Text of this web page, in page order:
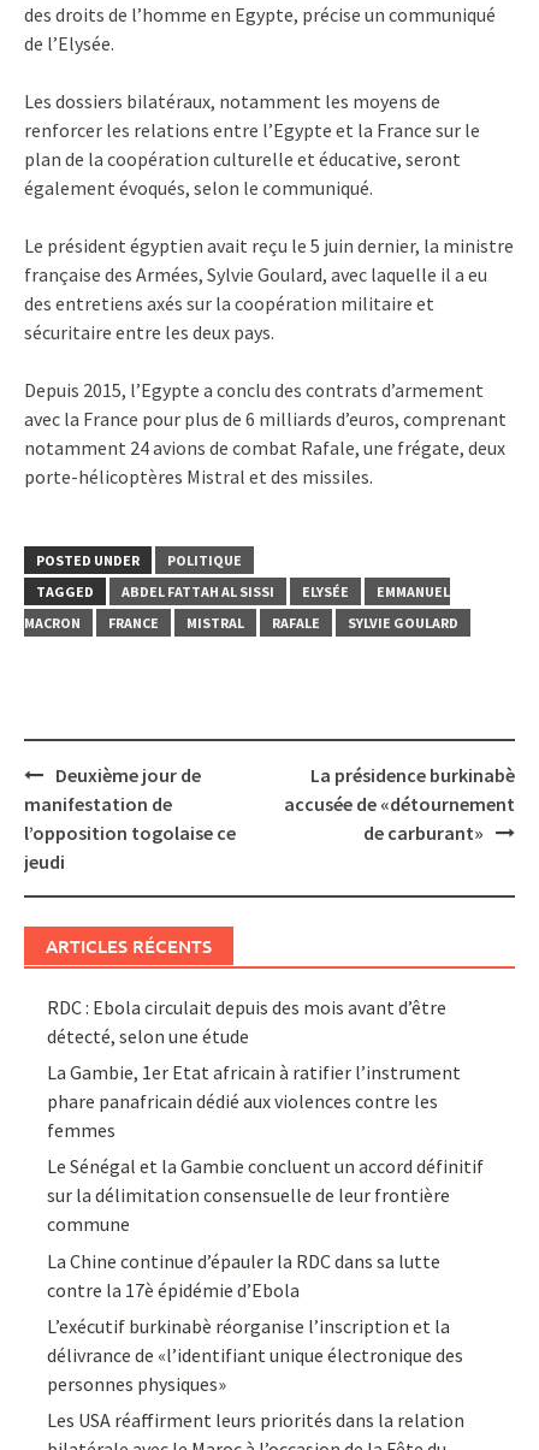
des droits de l’homme en Egypte, précise un communiqué
de l’Elysée.
Les dossiers bilatéraux, notamment les moyens de
renforcer les relations entre l’Egypte et la France sur le
plan de la coopération culturelle et éducative, seront
également évoqués, selon le communiqué.
Le président égyptien avait reçu le 5 juin dernier, la ministre
française des Armées, Sylvie Goulard, avec laquelle il a eu
des entretiens axés sur la coopération militaire et
sécuritaire entre les deux pays.
Depuis 2015, l’Egypte a conclu des contrats d’armement
avec la France pour plus de 6 milliards d’euros, comprenant
notamment 24 avions de combat Rafale, une frégate, deux
porte-hélicoptères Mistral et des missiles.
POSTED UNDER
POLITIQUE
TAGGED
ABDEL FATTAH AL SISSI ELYSÉE
EMMANUEL
MACRON
FRANCE MISTRAL RAFALE SYLVIE GOULARD
Post
navigation
Deuxième jour de
manifestation de
l’opposition togolaise ce
jeudi
La présidence burkinabè
accusée de «détournement
de carburant»
ARTICLES RÉCENTS
RDC : Ebola circulait depuis des mois avant d’être
détecté, selon une étude
La Gambie, 1er Etat africain à ratifier l’instrument
phare panafricain dédié aux violences contre les
femmes
Le Sénégal et la Gambie concluent un accord définitif
sur la délimitation consensuelle de leur frontière
commune
La Chine continue d’épauler la RDC dans sa lutte
contre la 17è épidémie d’Ebola
L’exécutif burkinabè réorganise l’inscription et la
délivrance de «l’identifiant unique électronique des
personnes physiques»
Les USA réaffirment leurs priorités dans la relation